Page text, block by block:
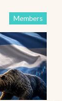
Members